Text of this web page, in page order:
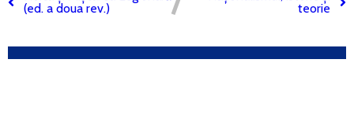
(ed. a doua rev.)
teorie